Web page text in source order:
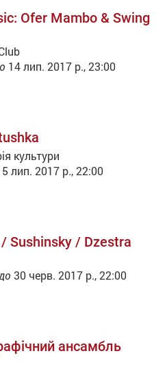
Ofer Mambo & Swing
14 лип. 2017 р., 23:00
культури
5 лип. 2017 р., 22:00
Sushinsky / Dzestra
30 черв. 2017 р., 22:00
ансамбль